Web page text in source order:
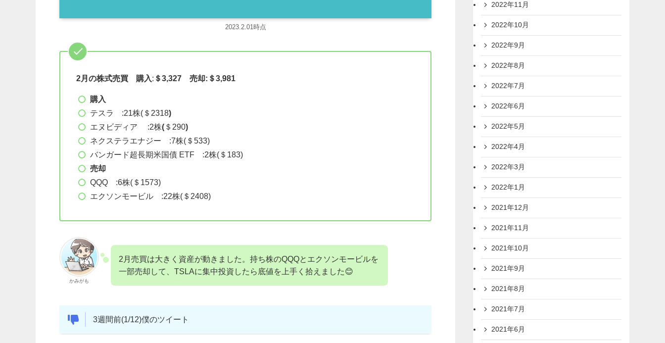
2023.2.01時点
2月の株式売買 購入: ＄3,327 売却:＄3,981
購入
テスラ :21株(＄2318)
エヌビディア :2株( ＄290)
ネクステラエナジー :7株(＄533)
バンガード超長期米国債 ETF :2株(＄183)
売却
QQQ :6株(＄1573)
エクソンモービル :22株(＄2408)
かみがも
2月売買は大きく資産が動きました。持ち株のQQQとエクソンモービルを
一部売却して、TSLAに集中投資したら底値を上手く拾えました😊
3週間前(1/12)僕のツイート
2022年11月
2022年10月
2022年9月
2022年8月
2022年7月
2022年6月
2022年5月
2022年4月
2022年3月
2022年1月
2021年12月
2021年11月
2021年10月
2021年9月
2021年8月
2021年7月
2021年6月